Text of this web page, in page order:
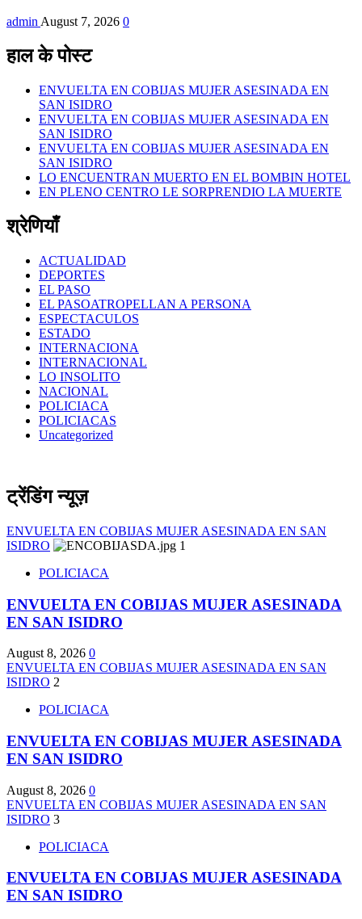
adminAugust 7, 2026 0
हाल के पोस्ट
ENVUELTA EN COBIJAS MUJER ASESINADA EN
SAN ISIDRO
ENVUELTA EN COBIJAS MUJER ASESINADA EN
SAN ISIDRO
ENVUELTA EN COBIJAS MUJER ASESINADA EN
SAN ISIDRO
LO ENCUENTRAN MUERTO EN EL BOMBIN HOTEL
EN PLENO CENTRO LE SORPRENDIO LA MUERTE
श्रेणियाँ
ACTUALIDAD
DEPORTES
EL PASO
EL PASOATROPELLAN A PERSONA
ESPECTACULOS
ESTADO
INTERNACIONA
INTERNACIONAL
LO INSOLITO
NACIONAL
POLICIACA
POLICIACAS
Uncategorized
ट्रेंडिंग न्यूज़
ENVUELTA EN COBIJAS MUJER ASESINADA EN SAN
ISIDRO
1
POLICIACA
ENVUELTA EN COBIJAS MUJER ASESINADA
EN SAN ISIDRO
August 8, 2026 0
ENVUELTA EN COBIJAS MUJER ASESINADA EN SAN
ISIDRO 2
POLICIACA
ENVUELTA EN COBIJAS MUJER ASESINADA
EN SAN ISIDRO
August 8, 2026 0
ENVUELTA EN COBIJAS MUJER ASESINADA EN SAN
ISIDRO 3
POLICIACA
ENVUELTA EN COBIJAS MUJER ASESINADA
EN SAN ISIDRO